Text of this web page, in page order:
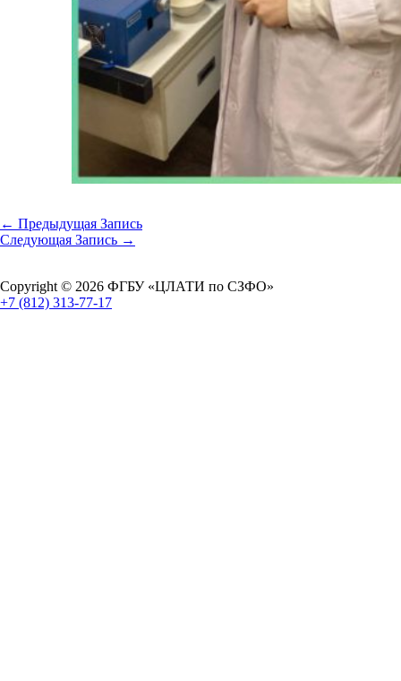
← Предыдущая Запись
Следующая Запись →
Copyright © 2026 ФГБУ «ЦЛАТИ по СЗФО»
+7 (812) 313-77-17